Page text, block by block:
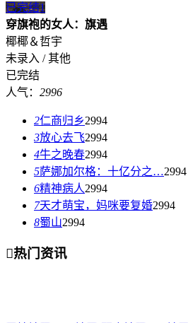
已完结1
穿旗袍的女人：旗遇
椰椰＆哲宇
未录入 / 其他
已完结
人气： 2996
2仁商归乡2994
3放心去飞2994
4牛之晚春2994
5萨娜加尔格：十亿分之…2994
6精神病人2994
7天才萌宝，妈咪要复婚2994
8蜀山2994
热门资讯